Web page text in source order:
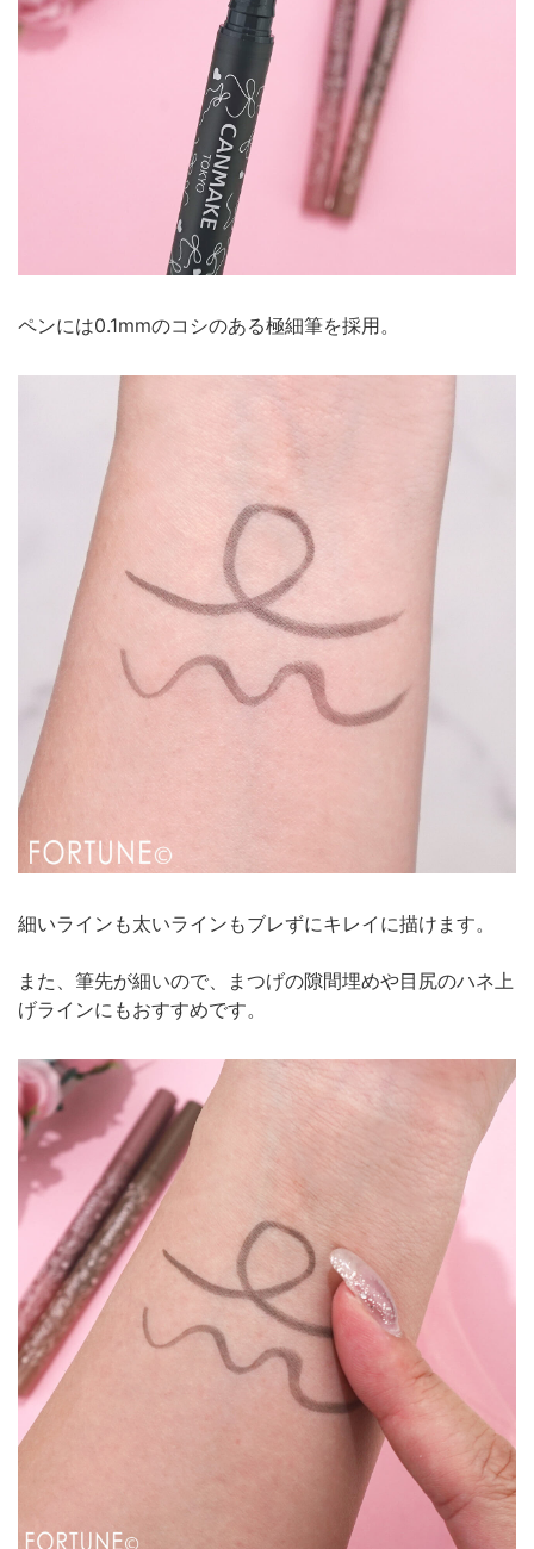
ペンには0.1mmのコシのある極細筆を採用。
細いラインも太いラインもブレずにキレイに描けます。
また、筆先が細いので、まつげの隙間埋めや目尻のハネ上
げラインにもおすすめです。